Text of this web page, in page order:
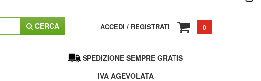
CERCA ACCEDI / REGISTRATI 0
SPEDIZIONE SEMPRE GRATIS
IVA AGEVOLATA